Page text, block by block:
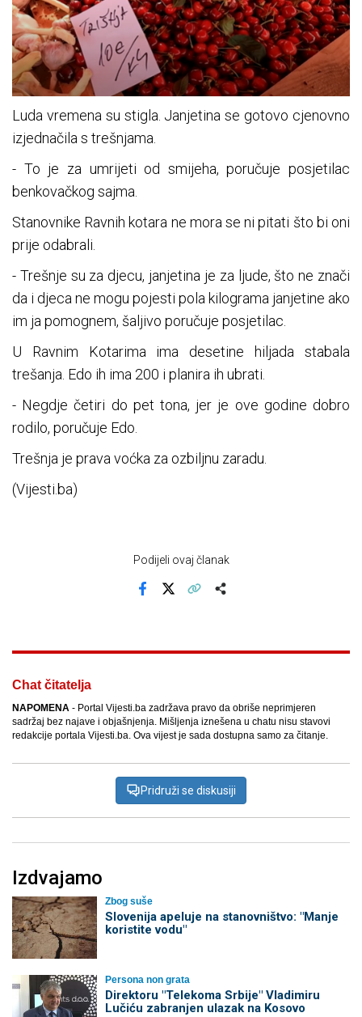
Luda vremena su stigla. Janjetina se gotovo cjenovno
izjednačila s trešnjama.
- To je za umrijeti od smijeha, poručuje posjetilac
benkovačkog sajma.
Stanovnike Ravnih kotara ne mora se ni pitati što bi oni
prije odabrali.
- Trešnje su za djecu, janjetina je za ljude, što ne znači
da i djeca ne mogu pojesti pola kilograma janjetine ako
im ja pomognem, šaljivo poručuje posjetilac.
U Ravnim Kotarima ima desetine hiljada stabala
trešanja. Edo ih ima 200 i planira ih ubrati.
- Negdje četiri do pet tona, jer je ove godine dobro
rodilo, poručuje Edo.
Trešnja je prava voćka za ozbiljnu zaradu.
(Vijesti.ba)
Podijeli ovaj članak
Chat čitatelja
NAPOMENA - Portal Vijesti.ba zadržava pravo da obriše neprimjeren
sadržaj bez najave i objašnjenja. Mišljenja iznešena u chatu nisu stavovi
redakcije portala Vijesti.ba. Ova vijest je sada dostupna samo za čitanje.
Pridruži se diskusiji
Izdvajamo
Zbog suše
Slovenija apeluje na stanovništvo: "Manje
koristite vodu"
Persona non grata
Direktoru "Telekoma Srbije" Vladimiru
Lučiću zabranjen ulazak na Kosovo